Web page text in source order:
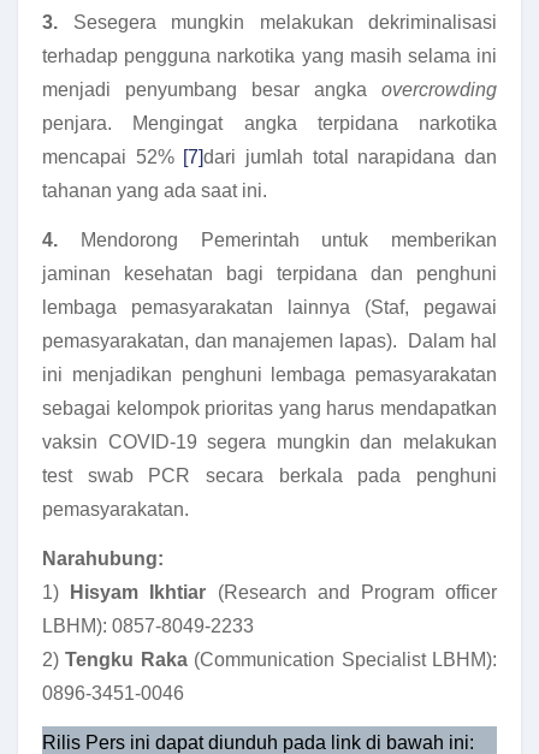
3. Sesegera mungkin melakukan dekriminalisasi
terhadap pengguna narkotika yang masih selama ini
menjadi penyumbang besar angka overcrowding
penjara. Mengingat angka terpidana narkotika
mencapai 52% [7]dari jumlah total narapidana dan
tahanan yang ada saat ini.
4. Mendorong Pemerintah untuk memberikan
jaminan kesehatan bagi terpidana dan penghuni
lembaga pemasyarakatan lainnya (Staf, pegawai
pemasyarakatan, dan manajemen lapas). Dalam hal
ini menjadikan penghuni lembaga pemasyarakatan
sebagai kelompok prioritas yang harus mendapatkan
vaksin COVID-19 segera mungkin dan melakukan
test swab PCR secara berkala pada penghuni
pemasyarakatan.
Narahubung:
1)
Hisyam Ikhtiar (Research and Program officer
LBHM): 0857-8049-2233
2)Tengku Raka(Communication Specialist LBHM):
0896-3451-0046
Rilis Pers ini dapat diunduh pada link di bawah ini: